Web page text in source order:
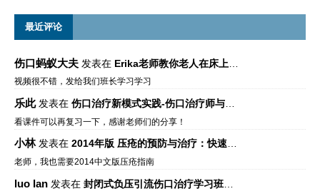
最近评论
伤口蚂蚁大夫 发表在 Erika老师教你老人在床上如何左右翻身
视频很不错，发给我们班长学习学习
乐此发表在 伤口治疗新模式实践-伤口治疗师与伤口专科
看课件可以再复习一下，感谢老师们的分享！
小林发表在 2014年版 压疮的预防与治疗：快速参考指南 – 中文版、英文版、芬兰语版、葡萄牙语版
老师，我也需要2014中文版压疮指南
luo lan 发表在 封闭式负压引流伤口治疗学习班课件资料免费下载